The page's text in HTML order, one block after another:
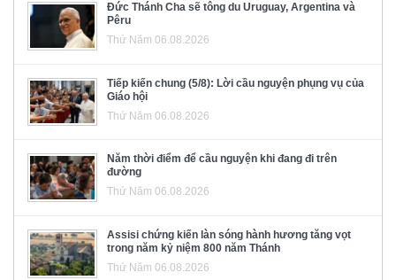
Đức Thánh Cha sẽ tông du Uruguay, Argentina và
Pêru
Thứ Năm 06.08.2026
Tiếp kiến chung (5/8): Lời cầu nguyện phụng vụ của
Giáo hội
Thứ Năm 06.08.2026
Năm thời điểm để cầu nguyện khi đang đi trên
đường
Thứ Năm 06.08.2026
Assisi chứng kiến làn sóng hành hương tăng vọt
trong năm kỷ niệm 800 năm Thánh
Thứ Năm 06.08.2026